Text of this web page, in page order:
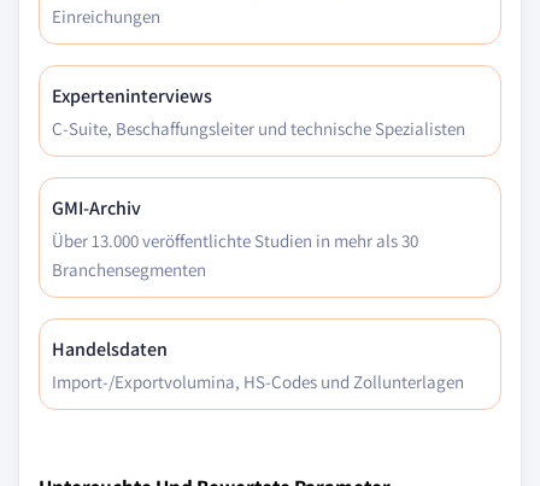
Einreichungen
Experteninterviews
C-Suite, Beschaffungsleiter und technische Spezialisten
GMI-Archiv
Über 13.000 veröffentlichte Studien in mehr als 30
Branchensegmenten
Handelsdaten
Import-/Exportvolumina, HS-Codes und Zollunterlagen